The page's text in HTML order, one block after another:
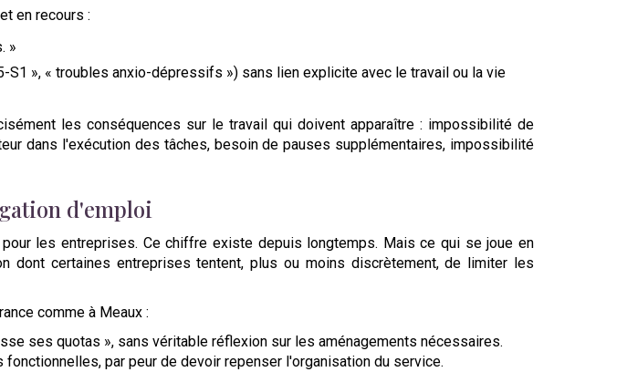
en recours :
»
», « troubles anxio-dépressifs ») sans lien explicite avec le travail ou la vie
les conséquences sur le travail qui doivent apparaître : impossibilité de
dans l'exécution des tâches, besoin de pauses supplémentaires, impossibilité
d'emploi
les entreprises. Ce chiffre existe depuis longtemps. Mais ce qui se joue en
certaines entreprises tentent, plus ou moins discrètement, de limiter les
comme à Meaux :
ses quotas », sans véritable réflexion sur les aménagements nécessaires.
par peur de devoir repenser l'organisation du service.